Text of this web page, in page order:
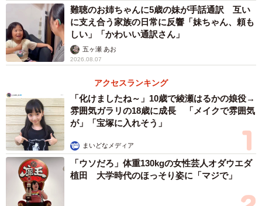
3/4
妊娠出産に理想とするタイミングはありましたか？（提供画像）
「妊娠出産に理想とするタイミングはありましたか？」の
質問は、「あった」が33.7％、「なかった」が66.3％でし
た。「理想のタイミングがあった」を選択した人からは以
下のような意見が寄せられました。
難聴のお姉ちゃんに5歳の妹が手話通訳 互い
に支え合う家族の日常に反響「妹ちゃん、頼も
しい」「かわいい通訳さん」
五ヶ瀬 あお
2026.08.07
アクセスランキング
「化けましたね～」10歳で綾瀬はるかの娘役→
雰囲気ガラリの18歳に成長 「メイクで雰囲気
が」「宝塚に入れそう」
まいどなメディア
「ウソだろ」体重130kgの女性芸人オダウエダ
植田 大学時代のほっそり姿に「マジで」